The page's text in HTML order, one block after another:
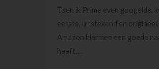
Toen ik Prime even googelde,
eerste, uitstekend en
Amazon hiermee een goede
heeft….